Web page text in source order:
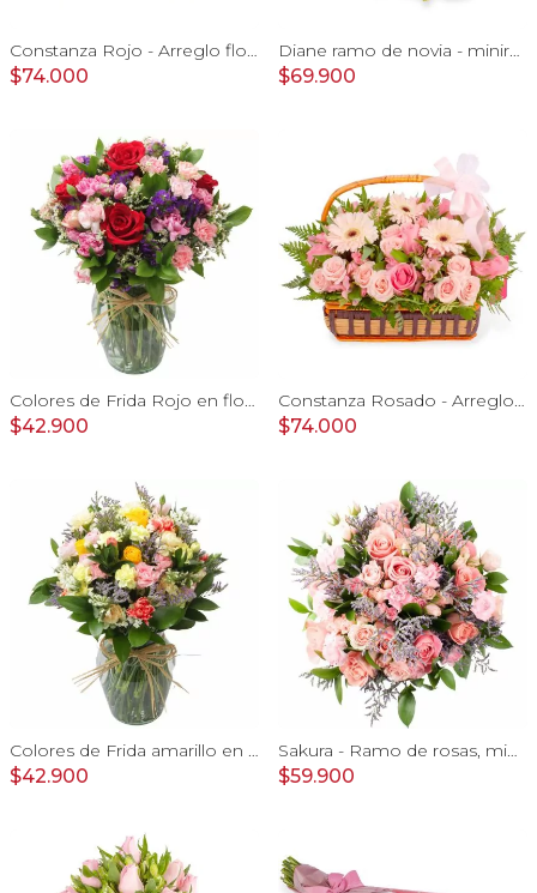
Constanza Rojo - Arreglo floral en canasto con gerberas, rosas, minirosas y astromelias rojas
$74.000
Diane ramo de novia - minirosas rosadas, rosas blancas, e hypericum verde
$69.900
Colores de Frida Rojo en florero - Ánfora con rosas, claveles, estate y limonium
$42.900
Constanza Rosado - Arreglo floral en canasto con gerberas, rosas, minirosas y astromelias rosadas
$74.000
Colores de Frida amarillo en florero - Ánfora con rosas, claveles, estate y limonium
$42.900
Sakura - Ramo de rosas, mini rosas, mini claveles y limonium en tonos rosados
$59.900